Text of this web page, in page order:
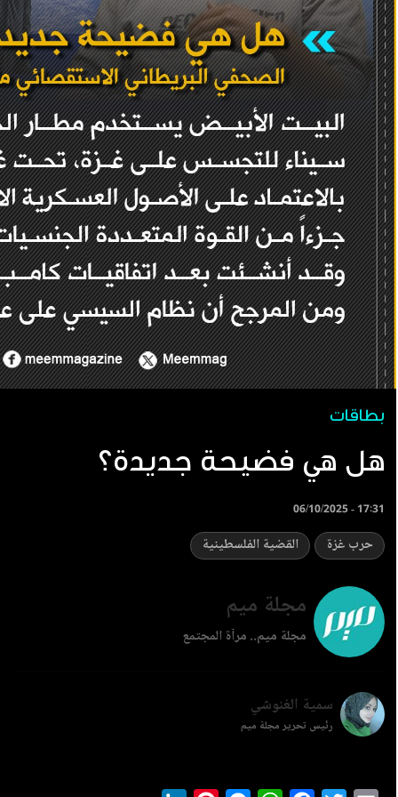
بطاقات
هل هي فضيحة جديدة؟
06/10/2025 - 17:31
حرب غزة القضية الفلسطينية
مجلة ميم
مجلة ميم.. مرآة المجتمع
سمية الغنوشي
رئيس تحرير مجلة ميم